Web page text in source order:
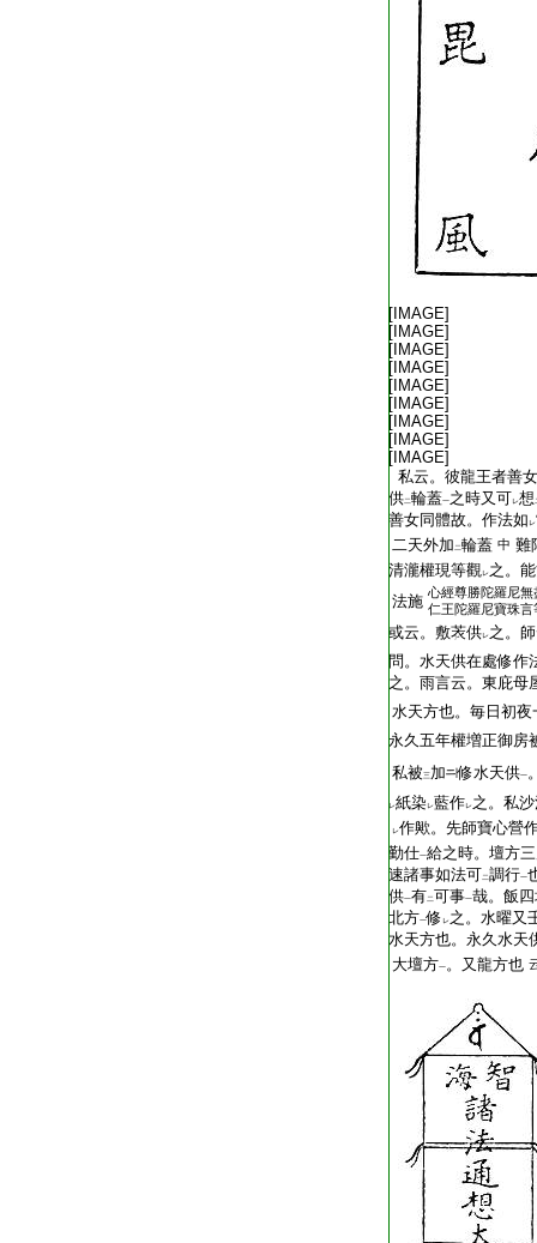
[IMAGE]
[IMAGE]
[IMAGE]
[IMAGE]
[IMAGE]
[IMAGE]
[IMAGE]
[IMAGE]
[IMAGE]
私云。彼龍王者善
供二輪蓋一之時又可レ想
善女同體故。作法如 レ
二天外加 二輪蓋 中 難
清瀧權現等觀レ之。
法施 心經尊勝陀羅尼無
仁王陀羅尼寶珠言
或云。敷䒾供レ之。
問。水天供在處修
之。雨言云。東庇母
水天方也。毎日初夜
永久五年權増正御房
私被三加 修水天供一
レ紙染レ藍作レ之。私
レ作歟。先師寶心營
勤仕一給之時。壇方
速諸事如法可二調行一
供一有二可事一哉。飯
北方一修 レ之。水曜又
水天方也。永久水天
大壇方一。又龍方也